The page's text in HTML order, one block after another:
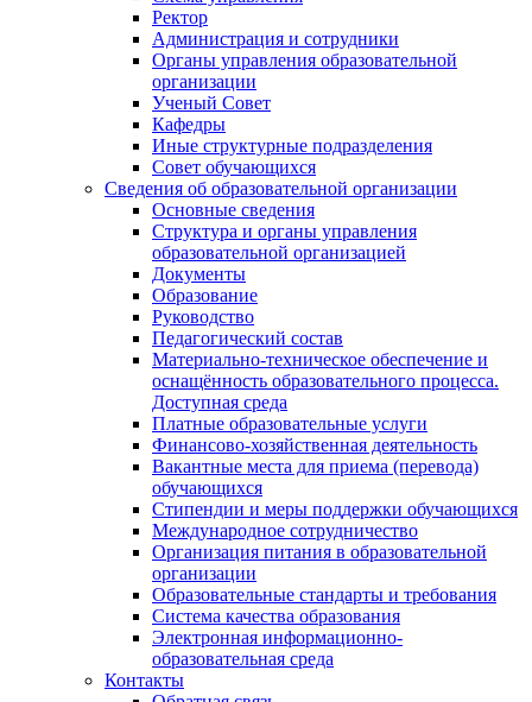
Ректор
Администрация и сотрудники
Органы управления образовательной
организации
Ученый Совет
Кафедры
Иные структурные подразделения
Совет обучающихся
Сведения об образовательной организации
Основные сведения
Структура и органы управления
образовательной организацией
Документы
Образование
Руководство
Педагогический состав
Материально-техническое обеспечение и
оснащённость образовательного процесса.
Доступная среда
Платные образовательные услуги
Финансово-хозяйственная деятельность
Вакантные места для приема (перевода)
обучающихся
Стипендии и меры поддержки обучающихся
Международное сотрудничество
Организация питания в образовательной
организации
Образовательные стандарты и требования
Система качества образования
Электронная информационно-
образовательная среда
Контакты